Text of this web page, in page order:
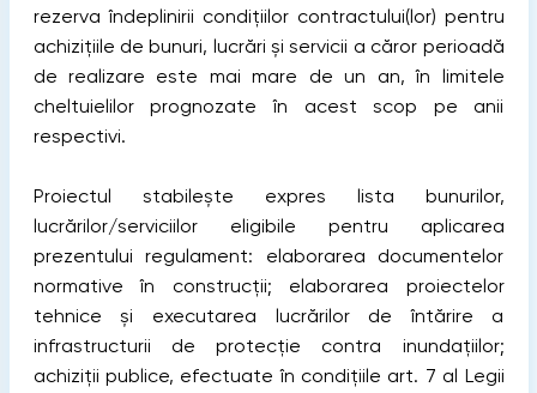
rezerva îndeplinirii condițiilor contractului(lor) pentru
achizițiile de bunuri, lucrări și servicii a căror perioadă
de realizare este mai mare de un an, în limitele
cheltuielilor prognozate în acest scop pe anii
respectivi.
Proiectul stabilește expres lista bunurilor,
lucrărilor/serviciilor eligibile pentru aplicarea
prezentului regulament: elaborarea documentelor
normative în construcții; elaborarea proiectelor
tehnice și executarea lucrărilor de întărire a
infrastructurii de protecție contra inundațiilor;
achiziții publice, efectuate în condițiile art. 7 al Legii